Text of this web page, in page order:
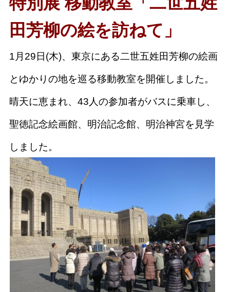
田芳柳の絵を訪ねて」
1月29日(木)、東京にある二世五姓田芳柳の絵画
とゆかりの地を巡る移動教室を開催しました。
晴天に恵まれ、43人の参加者がバスに乗車し、
聖徳記念絵画館、明治記念館、明治神宮を見学
しました。